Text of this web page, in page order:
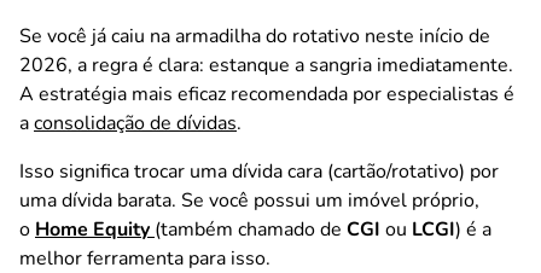
Se você já caiu na armadilha do rotativo neste início de
2026, a regra é clara: estanque a sangria imediatamente.
A estratégia mais eficaz recomendada por especialistas é
aconsolidação de dívidas.
Isso significa trocar uma dívida cara (cartão/rotativo) por
uma dívida barata. Se você possui um imóvel próprio,
o Home Equity (também chamado de CGI ou LCGI) é a
melhor ferramenta para isso.